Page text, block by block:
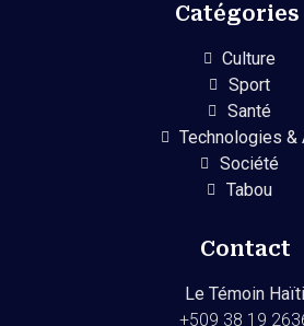
Catégories
Culture
Sport
Santé
Technologies &
Société
Tabou
Contact
Le Témoin Haïti
+509 38 19